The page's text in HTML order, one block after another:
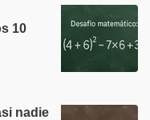
10
nadie